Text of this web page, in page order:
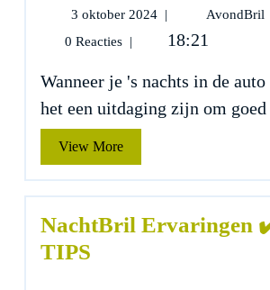
3 oktober 2024 3
2024
| AvondBril
0 Reacties | 18:21
Wanneer je 's nachts in de
het een uitdaging zijn om
View MoreView
More
NachtBril Ervaringen
TIPS